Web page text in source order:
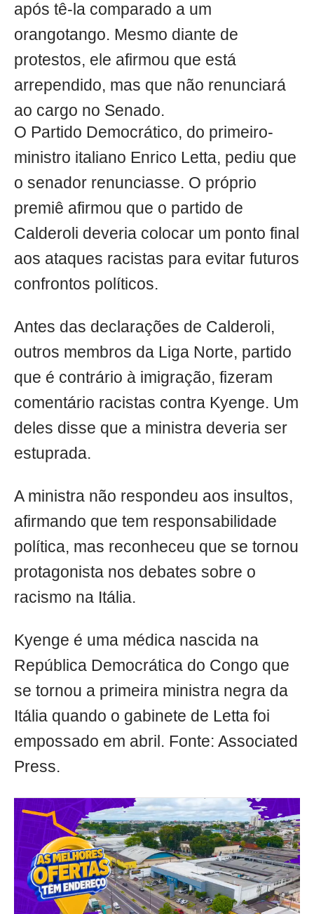
após tê-la comparado a um
orangotango. Mesmo diante de
protestos, ele afirmou que está
arrependido, mas que não renunciará
ao cargo no Senado.
O Partido Democrático, do primeiro-
ministro italiano Enrico Letta, pediu que
o senador renunciasse. O próprio
premiê afirmou que o partido de
Calderoli deveria colocar um ponto final
aos ataques racistas para evitar futuros
confrontos políticos.
Antes das declarações de Calderoli,
outros membros da Liga Norte, partido
que é contrário à imigração, fizeram
comentário racistas contra Kyenge. Um
deles disse que a ministra deveria ser
estuprada.
A ministra não respondeu aos insultos,
afirmando que tem responsabilidade
política, mas reconheceu que se tornou
protagonista nos debates sobre o
racismo na Itália.
Kyenge é uma médica nascida na
República Democrática do Congo que
se tornou a primeira ministra negra da
Itália quando o gabinete de Letta foi
empossado em abril. Fonte: Associated
Press.